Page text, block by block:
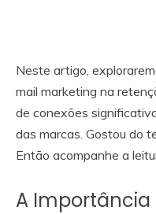
Neste artigo,
mail marketing na
de conexões
das marcas. Gostou do
Então acompanhe a
A